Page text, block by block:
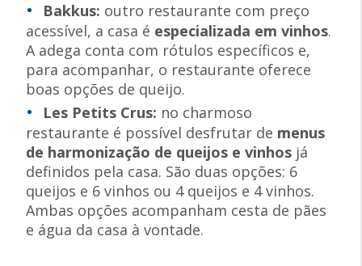
Bakkus: outro restaurante com preço
acessível, a casa é especializada em vinhos.
A adega conta com rótulos específicos e,
para acompanhar, o restaurante oferece
boas opções de queijo.
Les Petits Crus: no charmoso
restaurante é possível desfrutar de menus
de harmonização de queijos e vinhosjá
definidos pela casa. São duas opções: 6
queijos e 6 vinhos ou 4 queijos e 4 vinhos.
Ambas opções acompanham cesta de pães
e água da casa à vontade.